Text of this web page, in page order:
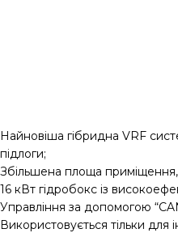
Найновіша гібридна VRF
підлоги;
Збільшена площа
16 кВт гідробокс із
Управління за допомогою
Використовується тільки для